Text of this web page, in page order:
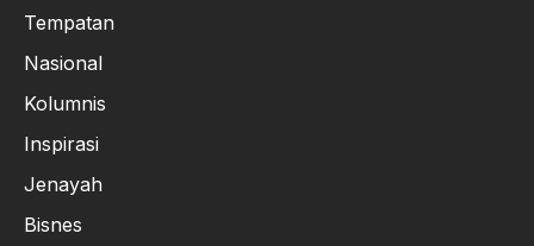
Tempatan
Nasional
Kolumnis
Inspirasi
Jenayah
Bisnes